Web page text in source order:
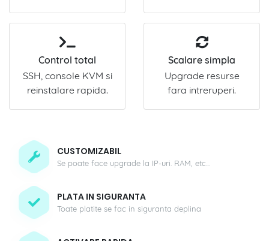
Control total
SSH, console KVM si
reinstalare rapida.
Scalare simpla
Upgrade resurse
fara intreruperi.
CUSTOMIZABIL
Se poate face upgrade la IP-uri. RAM, etc...
PLATA IN SIGURANTA
Toate platite se fac in siguranta deplina